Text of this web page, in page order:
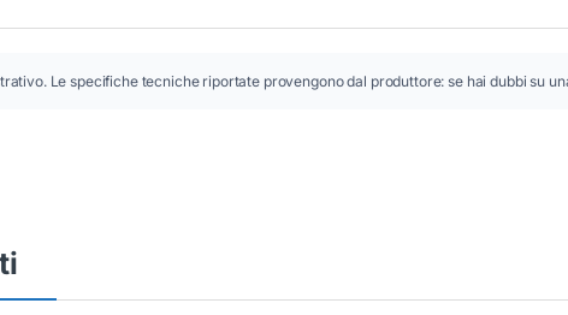
Le specifiche tecniche riportate provengono dal produttore: se hai dubbi su